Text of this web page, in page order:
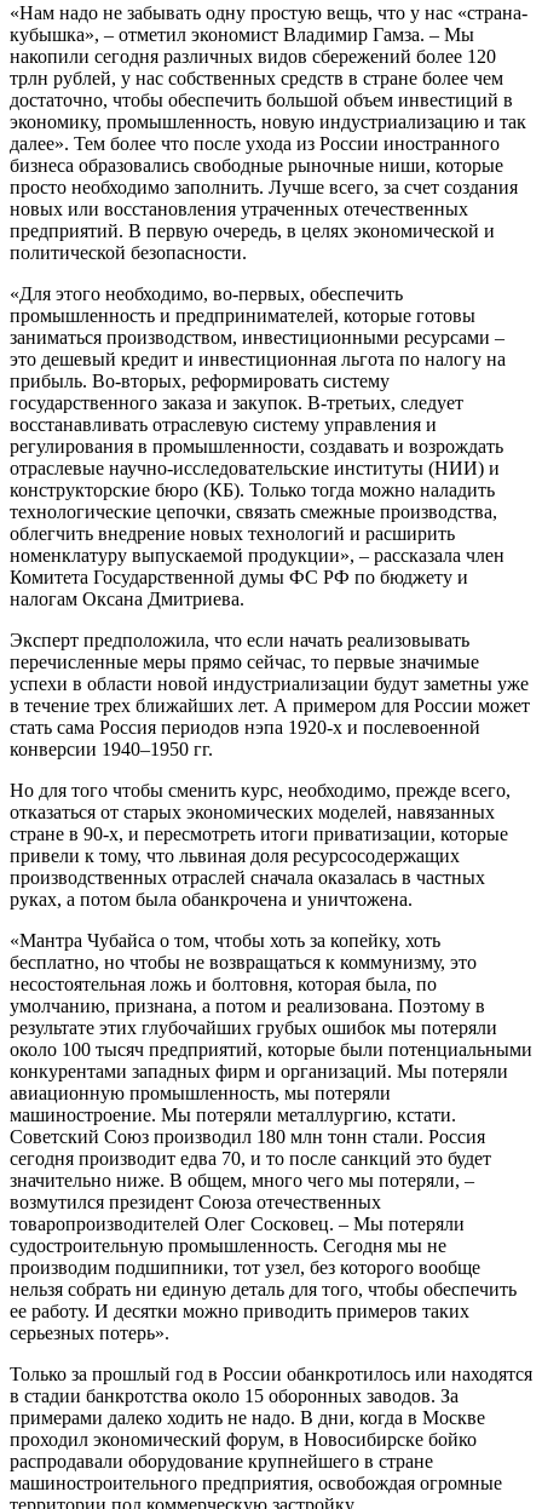
«Нам надо не забывать одну простую вещь, что у нас «страна-
кубышка», – отметил экономист Владимир Гамза. – Мы
накопили сегодня различных видов сбережений более 120
трлн рублей, у нас собственных средств в стране более чем
достаточно, чтобы обеспечить большой объем инвестиций в
экономику, промышленность, новую индустриализацию и так
далее». Тем более что после ухода из России иностранного
бизнеса образовались свободные рыночные ниши, которые
просто необходимо заполнить. Лучше всего, за счет создания
новых или восстановления утраченных отечественных
предприятий. В первую очередь, в целях экономической и
политической безопасности.
«Для этого необходимо, во-первых, обеспечить
промышленность и предпринимателей, которые готовы
заниматься производством, инвестиционными ресурсами –
это дешевый кредит и инвестиционная льгота по налогу на
прибыль. Во-вторых, реформировать систему
государственного заказа и закупок. В-третьих, следует
восстанавливать отраслевую систему управления и
регулирования в промышленности, создавать и возрождать
отраслевые научно-исследовательские институты (НИИ) и
конструкторские бюро (КБ). Только тогда можно наладить
технологические цепочки, связать смежные производства,
облегчить внедрение новых технологий и расширить
номенклатуру выпускаемой продукции», – рассказала член
Комитета Государственной думы ФС РФ по бюджету и
налогам Оксана Дмитриева.
Эксперт предположила, что если начать реализовывать
перечисленные меры прямо сейчас, то первые значимые
успехи в области новой индустриализации будут заметны уже
в течение трех ближайших лет. А примером для России может
стать сама Россия периодов нэпа 1920-х и послевоенной
конверсии 1940–1950 гг.
Но для того чтобы сменить курс, необходимо, прежде всего,
отказаться от старых экономических моделей, навязанных
стране в 90-х, и пересмотреть итоги приватизации, которые
привели к тому, что львиная доля ресурсосодержащих
производственных отраслей сначала оказалась в частных
руках, а потом была обанкрочена и уничтожена.
«Мантра Чубайса о том, чтобы хоть за копейку, хоть
бесплатно, но чтобы не возвращаться к коммунизму, это
несостоятельная ложь и болтовня, которая была, по
умолчанию, признана, а потом и реализована. Поэтому в
результате этих глубочайших грубых ошибок мы потеряли
около 100 тысяч предприятий, которые были потенциальными
конкурентами западных фирм и организаций. Мы потеряли
авиационную промышленность, мы потеряли
машиностроение. Мы потеряли металлургию, кстати.
Советский Союз производил 180 млн тонн стали. Россия
сегодня производит едва 70, и то после санкций это будет
значительно ниже. В общем, много чего мы потеряли, –
возмутился президент Союза отечественных
товаропроизводителей Олег Сосковец. – Мы потеряли
судостроительную промышленность. Сегодня мы не
производим подшипники, тот узел, без которого вообще
нельзя собрать ни единую деталь для того, чтобы обеспечить
ее работу. И десятки можно приводить примеров таких
серьезных потерь».
Только за прошлый год в России обанкротилось или находятся
в стадии банкротства около 15 оборонных заводов. За
примерами далеко ходить не надо. В дни, когда в Москве
проходил экономический форум, в Новосибирске бойко
распродавали оборудование крупнейшего в стране
машиностроительного предприятия, освобождая огромные
территории под коммерческую застройку.